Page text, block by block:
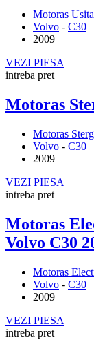
Motoras
Volvo - C30
2009
VEZI PIESA
intreba pret
Motoras
Motoras
Volvo - C30
2009
VEZI PIESA
intreba pret
Motoras
Volvo C30
Motoras
Volvo - C30
2009
VEZI PIESA
intreba pret